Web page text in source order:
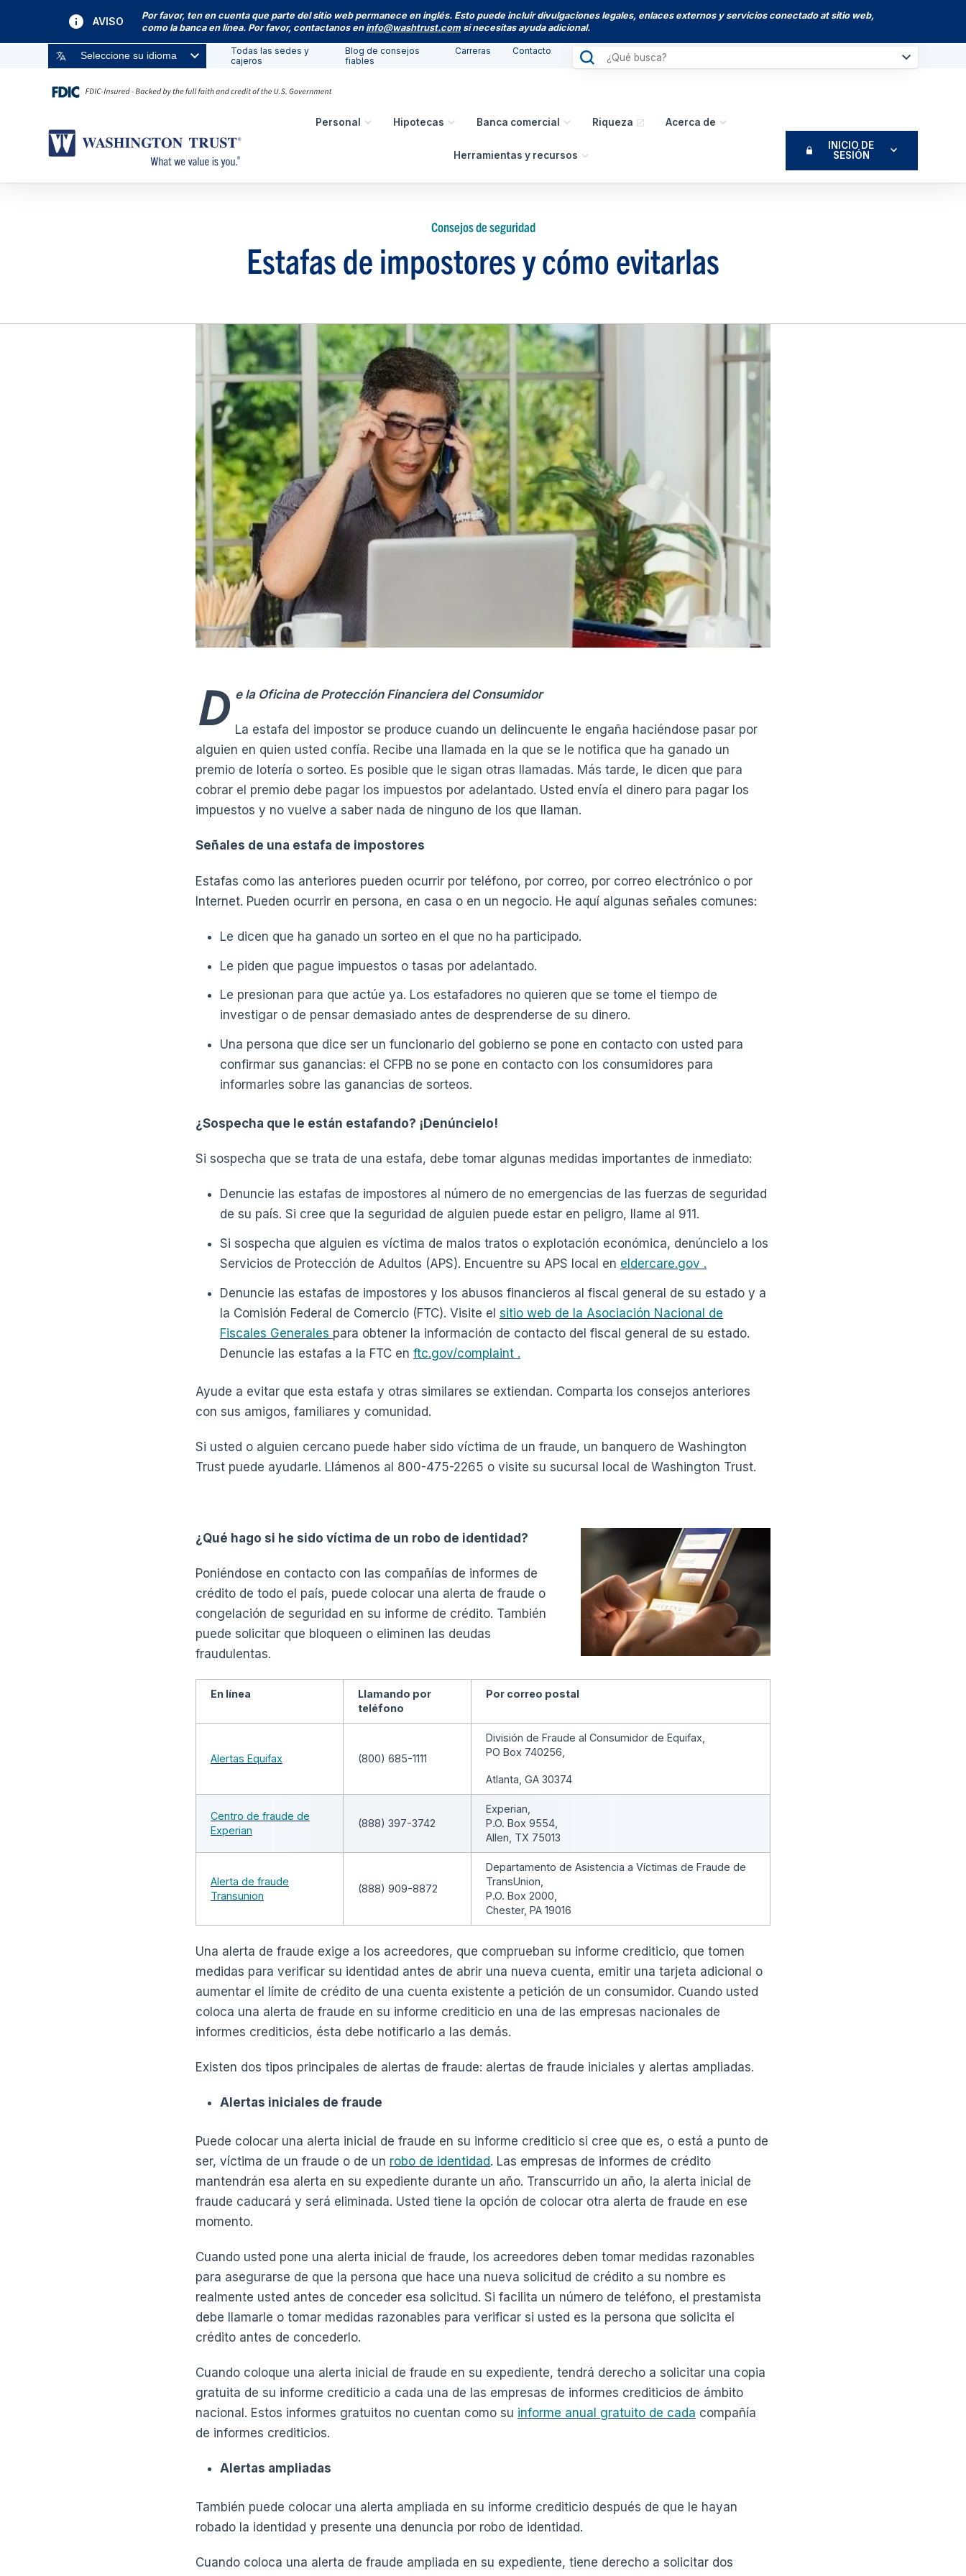
AVISO
Por favor, ten en cuenta que parte del sitio web permanece en inglés. Esto puede incluir divulgaciones legales, enlaces externos y servicios conectado at sitio web,
como la banca en línea. Por favor, contactanos en info@washtrust.com si necesitas ayuda adicional.
Seleccione su idioma
Todas las sedes y
cajeros
Blog de consejos
fiables
Carreras Contacto
Personal Hipotecas Banca comercial Riqueza Acerca de
Herramientas y recursos
INICIO DE
SESIÓN
Consejos de seguridad
Estafas de impostores y cómo evitarlas
D e la Oficina de Protección Financiera del Consumidor
La estafa del impostor se produce cuando un delincuente le engaña haciéndose pasar por
alguien en quien usted confía. Recibe una llamada en la que se le notifica que ha ganado un
premio de lotería o sorteo. Es posible que le sigan otras llamadas. Más tarde, le dicen que para
cobrar el premio debe pagar los impuestos por adelantado. Usted envía el dinero para pagar los
impuestos y no vuelve a saber nada de ninguno de los que llaman.
Señales de una estafa de impostores
Estafas como las anteriores pueden ocurrir por teléfono, por correo, por correo electrónico o por
Internet. Pueden ocurrir en persona, en casa o en un negocio. He aquí algunas señales comunes:
Le dicen que ha ganado un sorteo en el que no ha participado.
Le piden que pague impuestos o tasas por adelantado.
Le presionan para que actúe ya. Los estafadores no quieren que se tome el tiempo de
investigar o de pensar demasiado antes de desprenderse de su dinero.
Una persona que dice ser un funcionario del gobierno se pone en contacto con usted para
confirmar sus ganancias: el CFPB no se pone en contacto con los consumidores para
informarles sobre las ganancias de sorteos.
¿Sospecha que le están estafando? ¡Denúncielo!
Si sospecha que se trata de una estafa, debe tomar algunas medidas importantes de inmediato:
Denuncie las estafas de impostores al número de no emergencias de las fuerzas de seguridad
de su país. Si cree que la seguridad de alguien puede estar en peligro, llame al 911.
Si sospecha que alguien es víctima de malos tratos o explotación económica, denúncielo a los
Servicios de Protección de Adultos (APS). Encuentre su APS local en eldercare.gov .
Denuncie las estafas de impostores y los abusos financieros al fiscal general de su estado y a
la Comisión Federal de Comercio (FTC). Visite el sitio web de la Asociación Nacional de
Fiscales Generales para obtener la información de contacto del fiscal general de su estado.
Denuncie las estafas a la FTC en ftc.gov/complaint .
Ayude a evitar que esta estafa y otras similares se extiendan. Comparta los consejos anteriores
con sus amigos, familiares y comunidad.
Si usted o alguien cercano puede haber sido víctima de un fraude, un banquero de Washington
Trust puede ayudarle. Llámenos al 800-475-2265 o visite su sucursal local de Washington Trust.
¿Qué hago si he sido víctima de un robo de identidad?
Poniéndose en contacto con las compañías de informes de
crédito de todo el país, puede colocar una alerta de fraude o
congelación de seguridad en su informe de crédito. También
puede solicitar que bloqueen o eliminen las deudas
fraudulentas.
En línea
Llamando por
teléfono
Por correo postal
Alertas Equifax (800) 685-1111
División de Fraude al Consumidor de Equifax,
PO Box 740256,
Atlanta, GA 30374
Centro de fraude de
Experian
(888) 397-3742
Experian,
P.O. Box 9554,
Allen, TX 75013
Alerta de fraude
Transunion
(888) 909-8872
Departamento de Asistencia a Víctimas de Fraude de
TransUnion,
P.O. Box 2000,
Chester, PA 19016
Una alerta de fraude exige a los acreedores, que comprueban su informe crediticio, que tomen
medidas para verificar su identidad antes de abrir una nueva cuenta, emitir una tarjeta adicional o
aumentar el límite de crédito de una cuenta existente a petición de un consumidor. Cuando usted
coloca una alerta de fraude en su informe crediticio en una de las empresas nacionales de
informes crediticios, ésta debe notificarlo a las demás.
Existen dos tipos principales de alertas de fraude: alertas de fraude iniciales y alertas ampliadas.
Alertas iniciales de fraude
Puede colocar una alerta inicial de fraude en su informe crediticio si cree que es, o está a punto de
ser, víctima de un fraude o de un robo de identidad. Las empresas de informes de crédito
mantendrán esa alerta en su expediente durante un año. Transcurrido un año, la alerta inicial de
fraude caducará y será eliminada. Usted tiene la opción de colocar otra alerta de fraude en ese
momento.
Cuando usted pone una alerta inicial de fraude, los acreedores deben tomar medidas razonables
para asegurarse de que la persona que hace una nueva solicitud de crédito a su nombre es
realmente usted antes de conceder esa solicitud. Si facilita un número de teléfono, el prestamista
debe llamarle o tomar medidas razonables para verificar si usted es la persona que solicita el
crédito antes de concederlo.
Cuando coloque una alerta inicial de fraude en su expediente, tendrá derecho a solicitar una copia
gratuita de su informe crediticio a cada una de las empresas de informes crediticios de ámbito
nacional. Estos informes gratuitos no cuentan como su informe anual gratuito de cada compañía
de informes crediticios.
Alertas ampliadas
También puede colocar una alerta ampliada en su informe crediticio después de que le hayan
robado la identidad y presente una denuncia por robo de identidad.
Cuando coloca una alerta de fraude ampliada en su expediente, tiene derecho a solicitar dos